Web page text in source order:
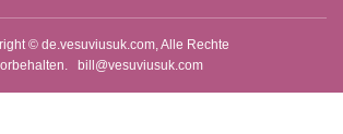
© de.vesuviusuk.com, Alle Rechte
bill@vesuviusuk.com